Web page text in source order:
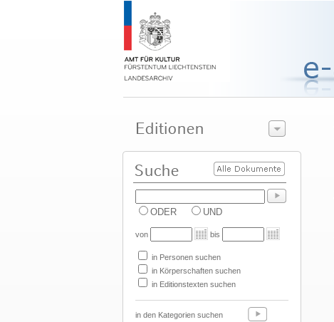
ODER UND
von bis
in Personen suchen
in Körperschaften suchen
in Editionstexten suchen
in den Kategorien suchen